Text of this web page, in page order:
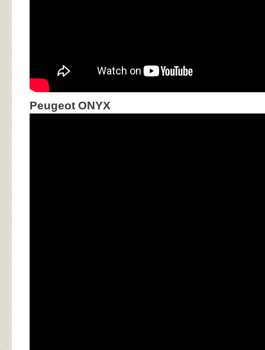
Peugeot ONYX